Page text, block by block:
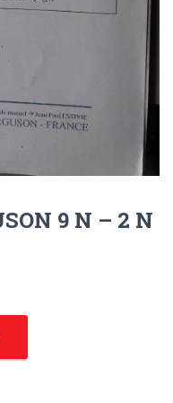
9 N – 2 N